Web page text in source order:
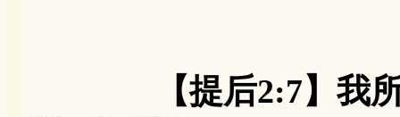
【提后2:7】我